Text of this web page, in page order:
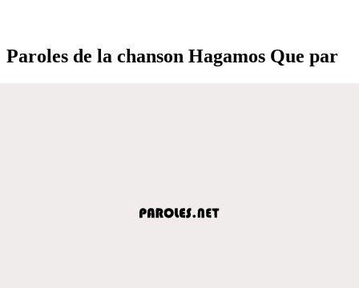
Paroles de la chanson Hagamos Que par